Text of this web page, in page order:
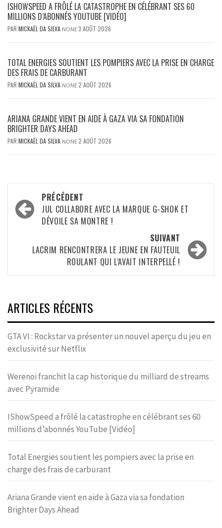
ISHOWSPEED A FRÔLÉ LA CATASTROPHE EN CÉLÉBRANT SES 60
MILLIONS D’ABONNÉS YOUTUBE [VIDÉO]
PAR MICKAËL DA SILVA NONE3 AOÛT 2026
TOTAL ENERGIES SOUTIENT LES POMPIERS AVEC LA PRISE EN CHARGE
DES FRAIS DE CARBURANT
PAR MICKAËL DA SILVA NONE2 AOÛT 2026
ARIANA GRANDE VIENT EN AIDE À GAZA VIA SA FONDATION
BRIGHTER DAYS AHEAD
PAR MICKAËL DA SILVA NONE2 AOÛT 2026
Navigation
d’article
PRÉCÉDENT
JUL COLLABORE AVEC LA MARQUE G-SHOK ET
DÉVOILE SA MONTRE !
SUIVANT
LACRIM RENCONTRERA LE JEUNE EN FAUTEUIL
ROULANT QUI L’AVAIT INTERPELLÉ !
ARTICLES RÉCENTS
GTA VI : Rockstar va présenter un nouvel aperçu du jeu en
exclusivité sur Netflix
Werenoi franchit la cap historique du milliard de streams
avec Pyramide
IShowSpeed a frôlé la catastrophe en célébrant ses 60
millions d’abonnés YouTube [Vidéo]
Total Energies soutient les pompiers avec la prise en
charge des frais de carburant
Ariana Grande vient en aide à Gaza via sa fondation
Brighter Days Ahead